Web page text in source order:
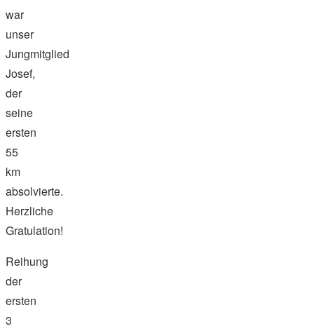
war
unser
Jungmitglied
Josef,
der
seine
ersten
55
km
absolvierte.
Herzliche
Gratulation!
Reihung
der
ersten
3